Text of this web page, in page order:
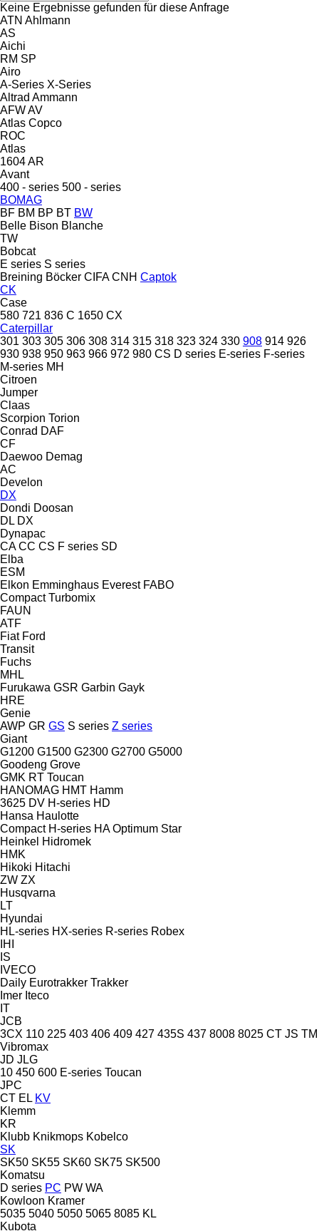
Keine Ergebnisse gefunden für diese Anfrage
ATN Ahlmann
AS
Aichi
RM SP
Airo
A-Series X-Series
Altrad Ammann
AFWAV
Atlas Copco
ROC
Atlas
1604AR
Avant
400 - series 500 - series
BOMAG
BF BM BP BT BW
Belle Bison Blanche
TW
Bobcat
E series S series
Breining Böcker CIFA CNH Captok
CK
Case
580 721 836 C 1650 CX
Caterpillar
301 303 305 306 308 314 315 318 323 324 330 908 914 926
930 938 950 963 966 972 980 CS D series E-series F-series
M-series MH
Citroen
Jumper
Claas
Scorpion Torion
Conrad DAF
CF
Daewoo Demag
AC
Develon
DX
Dondi Doosan
DL DX
Dynapac
CA CC CS F series SD
Elba
ESM
Elkon Emminghaus Everest FABO
Compact Turbomix
FAUN
ATF
Fiat Ford
Transit
Fuchs
MHL
Furukawa GSR Garbin Gayk
HRE
Genie
AWP GR GS S series Z series
Giant
G1200 G1500 G2300 G2700 G5000
Goodeng Grove
GMK RT Toucan
HANOMAG HMT Hamm
3625 DV H-series HD
Hansa Haulotte
Compact H-series HA Optimum Star
Heinkel Hidromek
HMK
Hikoki Hitachi
ZW ZX
Husqvarna
LT
Hyundai
HL-series HX-series R-series Robex
IHI
IS
IVECO
Daily Eurotrakker Trakker
Imer Iteco
IT
JCB
3CX 110 225 403 406 409 427 435S 437 8008 8025 CT JS TM
Vibromax
JD JLG
10 450 600 E-series Toucan
JPC
CT EL KV
Klemm
KR
Klubb Knikmops Kobelco
SK
SK50 SK55 SK60 SK75 SK500
Komatsu
D series PC PW WA
Kowloon Kramer
5035 5040 5050 5065 8085 KL
Kubota